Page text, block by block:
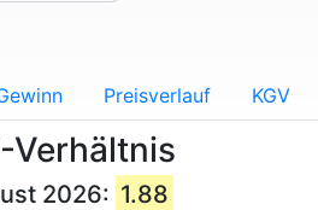
Preisverlauf KGV
Verhältnis
2026: 1.88